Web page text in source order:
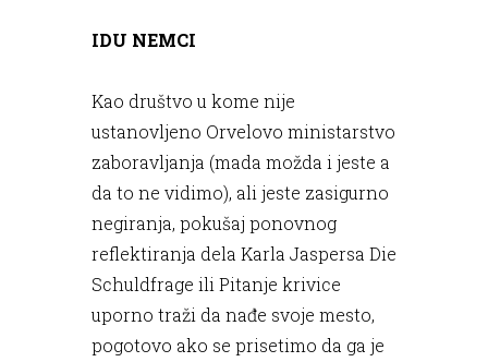
IDU NEMCI
Kao društvo u kome nije
ustanovljeno Orvelovo ministarstvo
zaboravljanja (mada možda i jeste a
da to ne vidimo), ali jeste zasigurno
negiranja, pokušaj ponovnog
reflektiranja dela Karla Jaspersa Die
Schuldfrage ili Pitanje krivice
uporno traži da nađe svoje mesto,
pogotovo ako se prisetimo da ga je